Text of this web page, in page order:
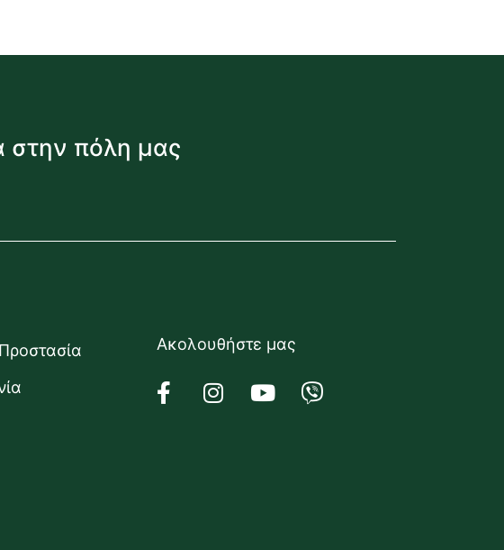
στην πόλη μας
Ακολουθήστε μας